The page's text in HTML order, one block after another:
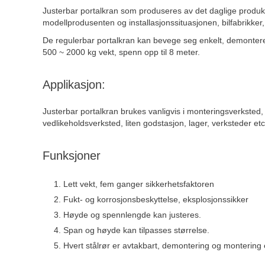
Justerbar portalkran som produseres av det daglige
modellprodusenten og installasjonssituasjonen,
De regulerbar portalkran kan bevege seg enkelt,
500 ~ 2000 kg vekt, spenn opp til 8 meter.
Applikasjon:
Justerbar portalkran brukes vanligvis i
vedlikeholdsverksted, liten godstasjon, lager, verksteder
Funksjoner
Lett vekt, fem ganger sikkerhetsfaktoren
Fukt- og korrosjonsbeskyttelse, eksplosjonssikker
Høyde og spennlengde kan justeres.
Span og høyde kan tilpasses størrelse.
Hvert stålrør er avtakbart, demontering og montering